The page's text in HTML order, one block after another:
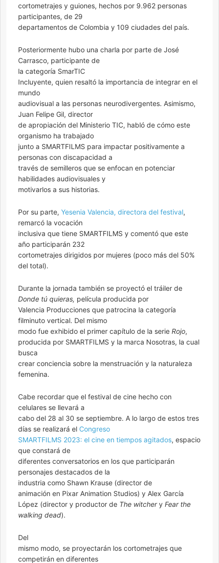
cortometrajes y guiones, hechos por 9.962 personas
participantes, de 29
departamentos de Colombia y 109 ciudades del país.
Posteriormente hubo una charla por parte de José
Carrasco, participante de
la categoría SmarTIC
Incluyente, quien resaltó la importancia de integrar en el
mundo
audiovisual a las personas neurodivergentes. Asimismo,
Juan Felipe Gil, director
de apropiación del Ministerio TIC, habló de cómo este
organismo ha trabajado
junto a SMARTFILMS para impactar positivamente a
personas con discapacidad a
través de semilleros que se enfocan en potenciar
habilidades audiovisuales y
motivarlos a sus historias.
Por su parte, Yesenia Valencia, directora del festival,
remarcó la vocación
inclusiva que tiene SMARTFILMS y comentó que este
año participarán 232
cortometrajes dirigidos por mujeres (poco más del 50%
del total).
Durante la jornada también se proyectó el tráiler de
Donde tú quieras, película producida por
Valencia Producciones que patrocina la categoría
filminuto vertical. Del mismo
modo fue exhibido el primer capítulo de la serie Rojo,
producida por SMARTFILMS y la marca Nosotras, la cual
busca
crear conciencia sobre la menstruación y la naturaleza
femenina.
Cabe recordar que el festival de cine hecho con
celulares se llevará a
cabo del 28 al 30 se septiembre. A lo largo de estos tres
días se realizará el Congreso
SMARTFILMS 2023: el cine en tiempos agitados, espacio
que constará de
diferentes conversatorios en los que participarán
personajes destacados de la
industria como Shawn Krause (director de
animación en Pixar Animation Studios) y Alex García
López (director y productor de The witchery Fear the
walking dead).
Del
mismo modo, se proyectarán los cortometrajes que
competirán en diferentes